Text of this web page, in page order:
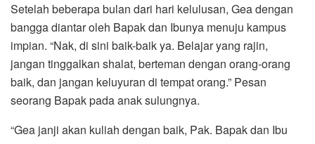
Setelah beberapa bulan dari hari kelulusan, Gea dengan
bangga diantar oleh Bapak dan Ibunya menuju kampus
impian. “Nak, di sini baik-baik ya. Belajar yang rajin,
jangan tinggalkan shalat, berteman dengan orang-orang
baik, dan jangan keluyuran di tempat orang.” Pesan
seorang Bapak pada anak sulungnya.
“Gea janji akan kuliah dengan baik, Pak. Bapak dan Ibu